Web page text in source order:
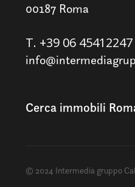
00187 Roma
T. +39 06 45412247
Cerca immobili
© 2024 Intermedia gruppo